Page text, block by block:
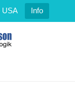
USA Info